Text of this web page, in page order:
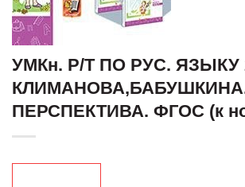
УМКн. Р/Т ПО РУС. ЯЗЫКУ
ПЕРСПЕКТИВА. ФГОС (к